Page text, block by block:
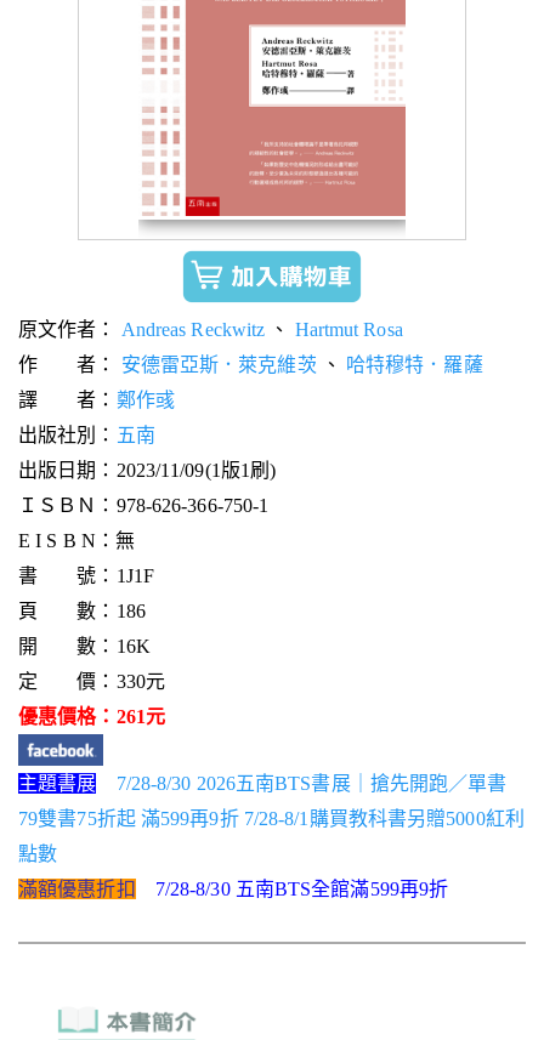
原文作者： Andreas Reckwitz 、 Hartmut Rosa
作 者： 安德雷亞斯．萊克維茨 、 哈特穆特．羅薩
譯 者： 鄭作彧
出版社別： 五南
出版日期：2023/11/09(1版1刷)
ＩＳＢＮ：978-626-366-750-1
E I S B N：無
書 號：1J1F
頁 數：186
開 數：16K
定 價：330元
優惠價格：261元
主題書展
7/28-8/30 2026五南BTS書展｜搶先開跑／單書
79雙書75折起 滿599再9折 7/28-8/1購買教科書另贈5000紅利
點數
滿額優惠折扣
7/28-8/30 五南BTS全館滿599再9折